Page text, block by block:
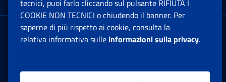
Sede Legale : Via Ciro il Grande, 21
00144 Roma
tecnici, puoi farlo cliccando sul pulsante RIFIUTA I
COOKIE NON TECNICI o chiudendo il banner. Per
saperne di più rispetto ai cookie, consulta la
relativa informativa sulle informazioni sulla privacy.